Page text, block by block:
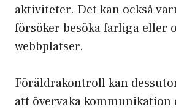
aktiviteter. Det kan också
försöker besöka farliga eller
webbplatser.
Föräldrakontroll kan
att övervaka kommunikation